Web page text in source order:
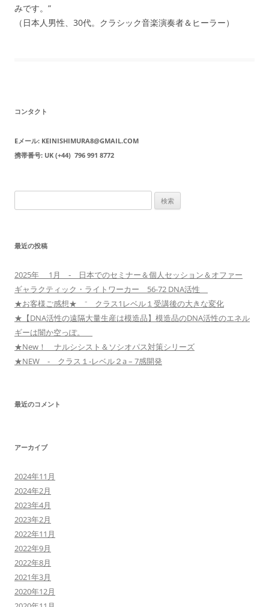
みです。”
（日本人男性、30代。クラシック音楽演奏者＆ヒーラー）
コンタクト
Eメール: KEINISHIMURA8@GMAIL.COM
携帯番号: UK (+44) 796 991 8772
索:
最近の投稿
2025年 1月 ‐ 日本でのセミナー＆個人セッション＆オファー
ギャラクティック・ライトワーカー 56-72 DNA活性
★お客様ご感想★ ⁻ クラス1レベル１受講後の大きな変化
★【DNA活性の遠隔大量生産は模造品】模造品のDNA活性のエネル
ギーは闇か空っぽ。
★New！ ナルシシスト＆ソシオパス対策シリーズ
★NEW ‐ クラス１‐レベル２a – 7感開発
最近のコメント
アーカイブ
2024年11月
2024年2月
2023年4月
2023年2月
2022年11月
2022年9月
2022年8月
2021年3月
2020年12月